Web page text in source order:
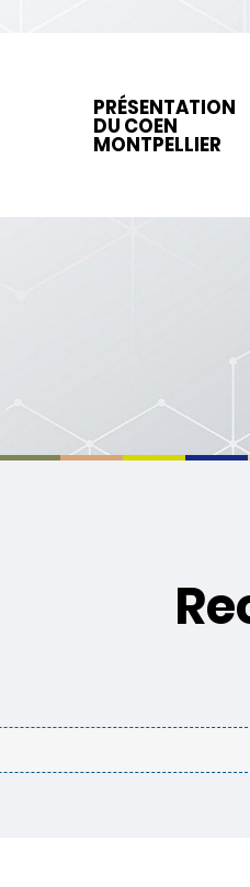
PRÉSENTATION
DU COEN
MONTPELLIER